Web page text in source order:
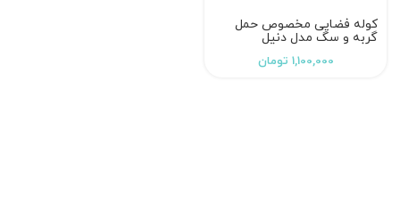
کوله فضایی مخصوص حمل
گربه و سگ مدل دنیل
1,100,000 تومان